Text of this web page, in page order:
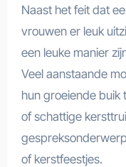
Naast het feit dat
vrouwen er leuk
een leuke manier
Veel aanstaande
hun groeiende
of schattige
of kerstfeestjes.